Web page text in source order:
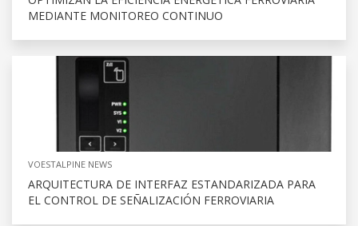
MEDIANTE MONITOREO CONTINUO
VOESTALPINE NEWS
ARQUITECTURA DE INTERFAZ ESTANDARIZADA PARA
EL CONTROL DE SEÑALIZACIÓN FERROVIARIA